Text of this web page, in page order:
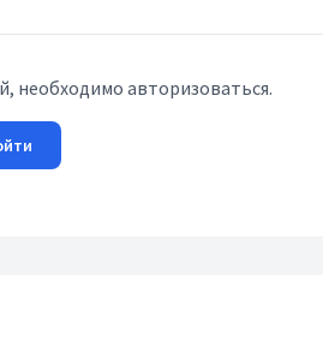
необходимо авторизоваться.